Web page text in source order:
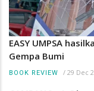
EASY UMPSA
Gempa Bumi
BOOK REVIEW / 29 Dec